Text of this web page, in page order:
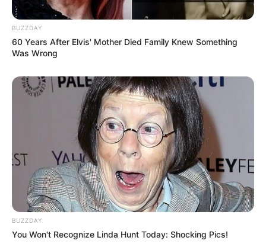
BUZZDAY
60 Years After Elvis' Mother Died Family Knew Something
Was Wrong
BUZZDAY
You Won't Recognize Linda Hunt Today: Shocking Pics!